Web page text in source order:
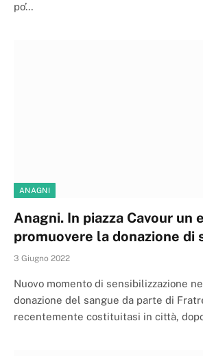
po’…
ANAGNI
Anagni. In piazza Cavour un
promuovere la donazione di
3 Giugno 2022
Nuovo momento di sensibilizzazione
donazione del sangue da parte di
recentemente costituitasi in città,